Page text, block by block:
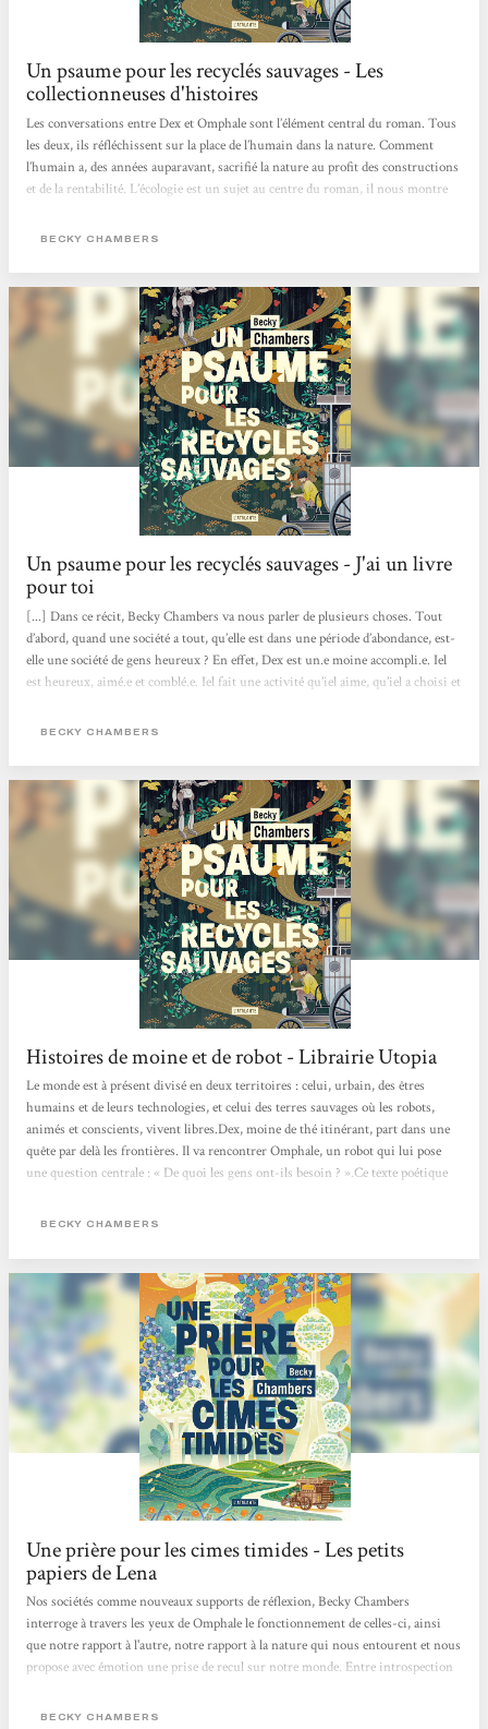
Un psaume pour les recyclés sauvages - Les
collectionneuses d'histoires
Les conversations entre Dex et Omphale sont l’élément central du roman. Tous
les deux, ils réfléchissent sur la place de l’humain dans la nature. Comment
l’humain a, des années auparavant, sacrifié la nature au profit des constructions
et de la rentabilité. L’écologie est un sujet au centre du roman, il nous montre
ils la respectent et vivent en harmonie avec elle.Un autre point qui revient dans
besoin d’objectifs, d’un but pour...
BECKY CHAMBERS
Un psaume pour les recyclés sauvages - J'ai un livre
pour toi
[...] Dans ce récit, Becky Chambers va nous parler de plusieurs choses. Tout
d’abord, quand une société a tout, qu’elle est dans une période d’abondance, est-
elle une société de gens heureux ? En effet, Dex est un.e moine accompli.e. Iel
est heureux, aimé.e et comblé.e. Iel fait une activité qu’iel aime, qu’iel a choisi et
monastère et d’écouter des chants de grillons.. En parlant avec Omphale, un
BECKY CHAMBERS
Histoires de moine et de robot - Librairie Utopia
Le monde est à présent divisé en deux territoires : celui, urbain, des êtres
humains et de leurs technologies, et celui des terres sauvages où les robots,
animés et conscients, vivent libres.Dex, moine de thé itinérant, part dans une
quête par delà les frontières. Il va rencontrer Omphale, un robot qui lui pose
une question centrale : « De quoi les gens ont-ils besoin ? ».Ce texte poétique
récit d’amitié et de quête de soi, qui imagine des relations apaisées entre
BECKY CHAMBERS
Une prière pour les cimes timides - Les petits
papiers de Lena
Nos sociétés comme nouveaux supports de réflexion, Becky Chambers
interroge à travers les yeux de Omphale le fonctionnement de celles-ci, ainsi
que notre rapport à l'autre, notre rapport à la nature qui nous entourent et nous
propose avec émotion une prise de recul sur notre monde. Entre introspection
pages dont on ne ressort pas indemne, le cœur lourd de dire au revoir à ces
BECKY CHAMBERS